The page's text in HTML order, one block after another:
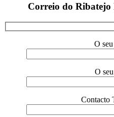
Correio do Ribatejo
O
O
Contacto